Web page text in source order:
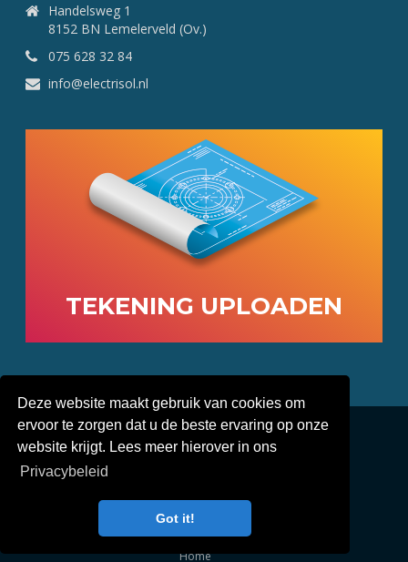
Deze website maakt gebruik van cookies om
ervoor te zorgen dat u de beste ervaring op onze
website krijgt. Lees meer hierover in ons
Privacybeleid
Got it!
Handelsweg 1
8152 BN Lemelerveld (Ov.)
075 628 32 84
info@electrisol.nl
TEKENING UPLOADEN
© 2019-2026Electrisol Kunststoffen -Ontwerp:
TheFreshConnection.com
Voorbeelden
Waarom?
Contact
Home